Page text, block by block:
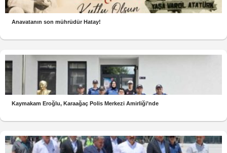
Anavatanın son mührüdür Hatay!
Kaymakam Eroğlu, Karaağaç Polis Merkezi Amirliği’nde